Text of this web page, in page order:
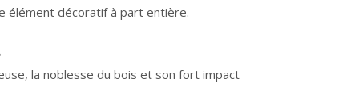
élément décoratif à part entière.
la noblesse du bois et son fort impact